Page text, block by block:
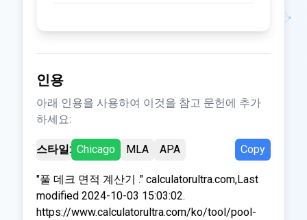
인용
아래 인용을 사용하여 이것을 참고 문헌에 추가
하세요:
스타일: Chicago MLA APA Copy
"풀 데크 면적 계산기 ." calculatorultra.com,Last
modified 2024-10-03 15:03:02.
https://www.calculatorultra.com/ko/tool/pool-